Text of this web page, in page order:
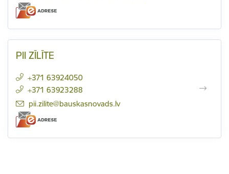
PII ZĪLĪTE
+371 63924050
+371 63923288
E-pasts:
pii.zilite@bauskasnovads.lv